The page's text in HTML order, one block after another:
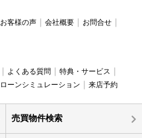
お客様の声 会社概要
お問合せ
よくある質問
特典・サービス
ローンシミュレーション 来店予約
売買物件検索